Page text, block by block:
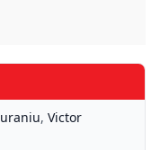
uraniu, Victor